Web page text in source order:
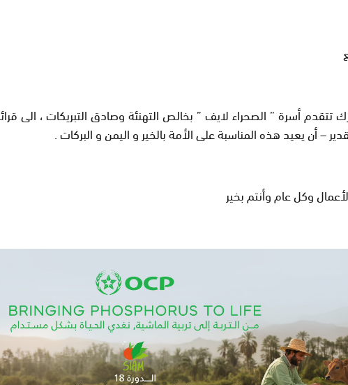
تتقدم أسرة ” الصحراء لايف ” بخالص التهنئة وصادق التبريكات ، الى
– أن يعيد هذه المناسبة على الأمة بالخير و اليمن و البركات.
وكل عام وأنتم بخير